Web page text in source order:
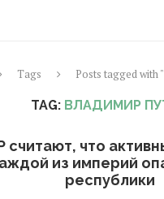
Tags Posts tagged
TAG: ВЛАДИМИР
считают, что
из империй
республики